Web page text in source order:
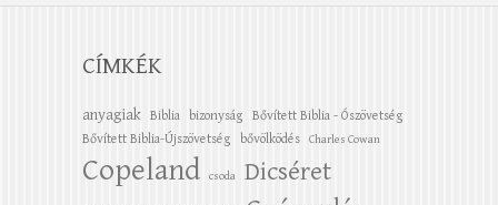
CÍMKÉK
anyagiak Biblia bizonyság
Bővített Biblia - Ószövetség
Bővített Biblia-Újszövetség
bővölködés Charles Cowan
Copeland csoda Dicséret